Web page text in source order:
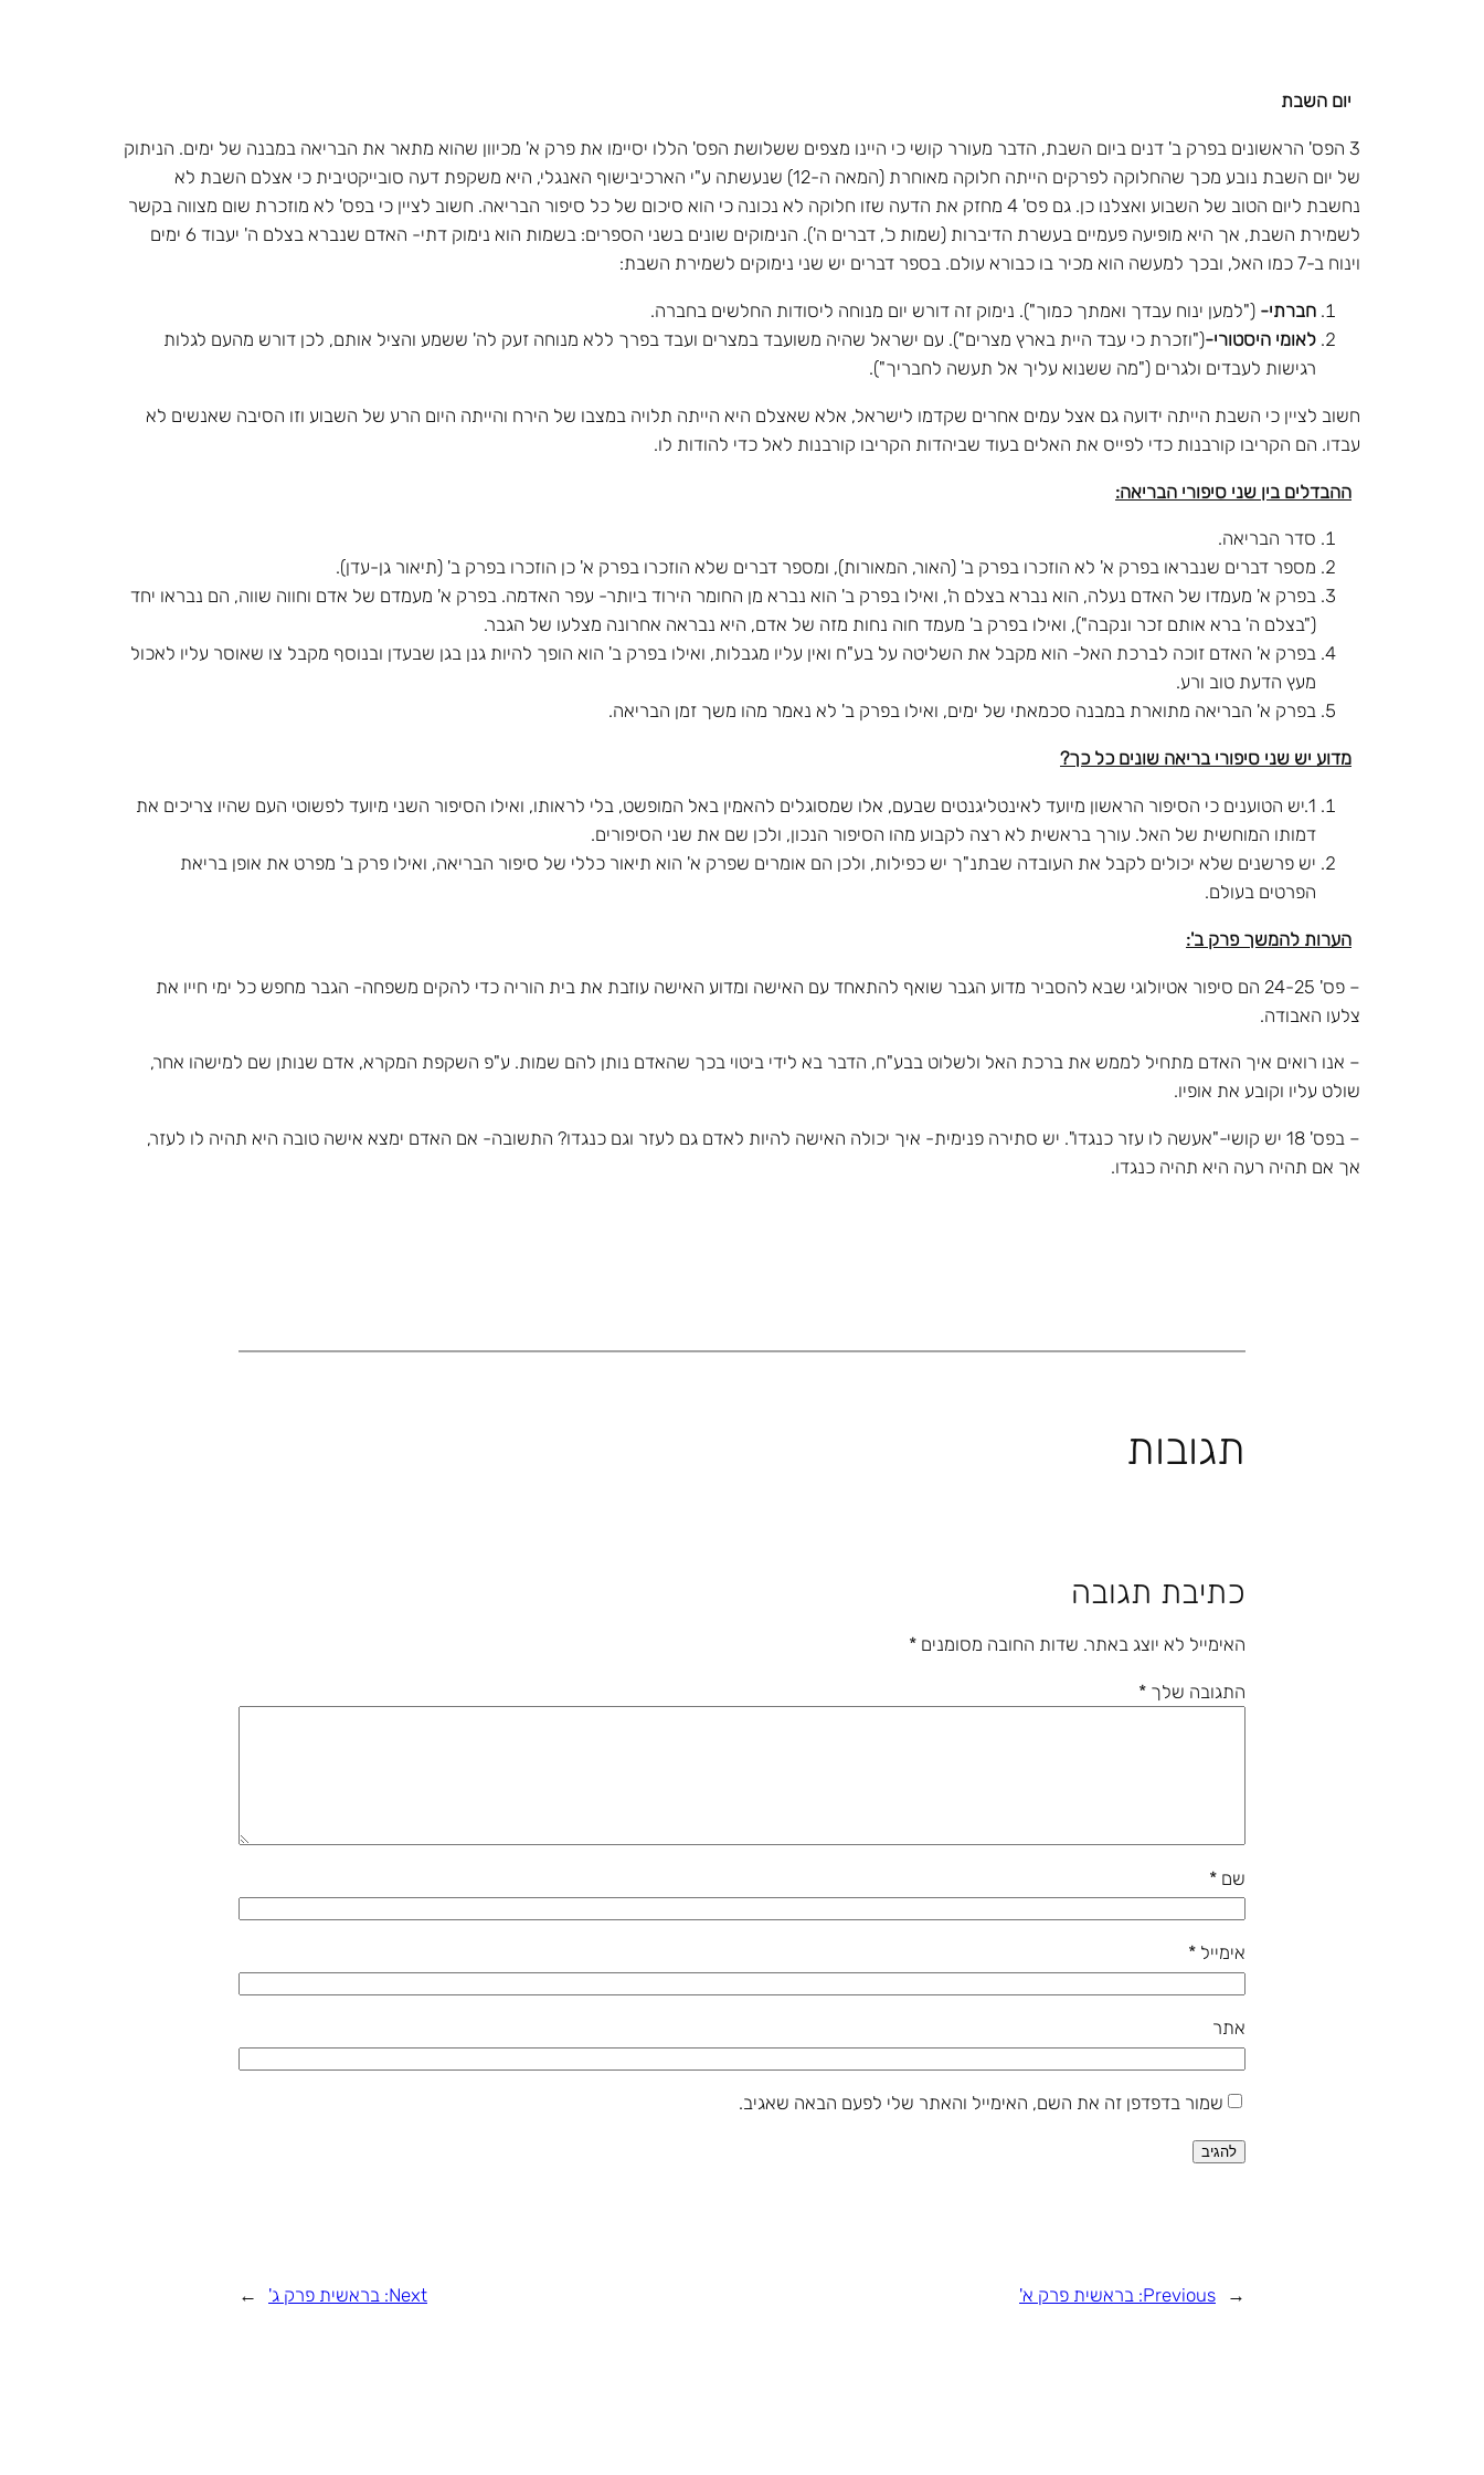
יום השבת
3 הפס' הראשונים בפרק ב' דנים ביום השבת, הדבר מעורר קושי כי היינו מצפים ששלושת הפס' הללו יסיימו את פרק א' מכיוון שהוא מתאר את הבריאה במבנה של ימים. הניתוק
של יום השבת נובע מכך שהחלוקה לפרקים הייתה חלוקה מאוחרת (המאה ה-12) שנעשתה ע"י הארכיבישוף האנגלי, היא משקפת דעה סובייקטיבית כי אצלם השבת לא
נחשבת ליום הטוב של השבוע ואצלנו כן. גם פס' 4 מחזק את הדעה שזו חלוקה לא נכונה כי הוא סיכום של כל סיפור הבריאה. חשוב לציין כי בפס' לא מוזכרת שום מצווה בקשר
לשמירת השבת, אך היא מופיעה פעמיים בעשרת הדיברות (שמות כ', דברים ה'). הנימוקים שונים בשני הספרים: בשמות הוא נימוק דתי- האדם שנברא בצלם ה' יעבוד 6 ימים
וינוח ב-7 כמו האל, ובכך למעשה הוא מכיר בו כבורא עולם. בספר דברים יש שני נימוקים לשמירת השבת:
חברתי- ("למען ינוח עבדך ואמתך כמוך"). נימוק זה דורש יום מנוחה ליסודות החלשים בחברה.
לאומי היסטורי-("וזכרת כי עבד היית בארץ מצרים"). עם ישראל שהיה משועבד במצרים ועבד בפרך ללא מנוחה זעק לה' ששמע והציל אותם, לכן דורש מהעם לגלות
רגישות לעבדים ולגרים ("מה ששנוא עליך אל תעשה לחבריך").
חשוב לציין כי השבת הייתה ידועה גם אצל עמים אחרים שקדמו לישראל, אלא שאצלם היא הייתה תלויה במצבו של הירח והייתה היום הרע של השבוע וזו הסיבה שאנשים לא
עבדו. הם הקריבו קורבנות כדי לפייס את האלים בעוד שביהדות הקריבו קורבנות לאל כדי להודות לו.
ההבדלים בין שני סיפורי הבריאה:
סדר הבריאה.
מספר דברים שנבראו בפרק א' לא הוזכרו בפרק ב' (האור, המאורות), ומספר דברים שלא הוזכרו בפרק א' כן הוזכרו בפרק ב' (תיאור גן-עדן).
בפרק א' מעמדו של האדם נעלה, הוא נברא בצלם ה', ואילו בפרק ב' הוא נברא מן החומר הירוד ביותר- עפר האדמה. בפרק א' מעמדם של אדם וחווה שווה, הם נבראו יחד
("בצלם ה' ברא אותם זכר ונקבה"), ואילו בפרק ב' מעמד חוה נחות מזה של אדם, היא נבראה אחרונה מצלעו של הגבר.
בפרק א' האדם זוכה לברכת האל- הוא מקבל את השליטה על בע"ח ואין עליו מגבלות, ואילו בפרק ב' הוא הופך להיות גנן בגן שבעדן ובנוסף מקבל צו שאוסר עליו לאכול
מעץ הדעת טוב ורע.
בפרק א' הבריאה מתוארת במבנה סכמאתי של ימים, ואילו בפרק ב' לא נאמר מהו משך זמן הבריאה.
מדוע יש שני סיפורי בריאה שונים כל כך?
1.יש הטוענים כי הסיפור הראשון מיועד לאינטליגנטים שבעם, אלו שמסוגלים להאמין באל המופשט, בלי לראותו, ואילו הסיפור השני מיועד לפשוטי העם שהיו צריכים את
דמותו המוחשית של האל. עורך בראשית לא רצה לקבוע מהו הסיפור הנכון, ולכן שם את שני הסיפורים.
יש פרשנים שלא יכולים לקבל את העובדה שבתנ"ך יש כפילות, ולכן הם אומרים שפרק א' הוא תיאור כללי של סיפור הבריאה, ואילו פרק ב' מפרט את אופן בריאת
הפרטים בעולם.
הערות להמשך פרק ב':
– פס' 24-25 הם סיפור אטיולוגי שבא להסביר מדוע הגבר שואף להתאחד עם האישה ומדוע האישה עוזבת את בית הוריה כדי להקים משפחה- הגבר מחפש כל ימי חייו את
צלעו האבודה.
– אנו רואים איך האדם מתחיל לממש את ברכת האל ולשלוט בבע"ח, הדבר בא לידי ביטוי בכך שהאדם נותן להם שמות. ע"פ השקפת המקרא, אדם שנותן שם למישהו אחר,
שולט עליו וקובע את אופיו.
– בפס' 18 יש קושי-"אעשה לו עזר כנגדו". יש סתירה פנימית- איך יכולה האישה להיות לאדם גם לעזר וגם כנגדו? התשובה- אם האדם ימצא אישה טובה היא תהיה לו לעזר,
אך אם תהיה רעה היא תהיה כנגדו.
תגובות
כתיבת תגובה
האימייל לא יוצג באתר. שדות החובה מסומנים *
התגובה שלך *
שם *
אימייל *
אתר
שמור בדפדפן זה את השם, האימייל והאתר שלי לפעם הבאה שאגיב.
←
Previous: בראשית פרק א' Next: בראשית פרק ג' →